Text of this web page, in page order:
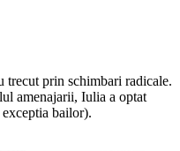
prin schimbari radicale.
amenajarii, Iulia a optat
bailor).